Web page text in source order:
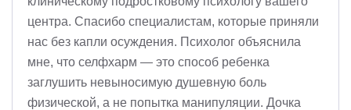
центра. Спасибо специалистам, которые приняли
нас без капли осуждения. Психолог объяснила
мне, что селфхарм — это способ ребенка
заглушить невыносимую душевную боль
физической, а не попытка манипуляции. Дочка